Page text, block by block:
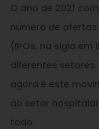
O ano de 2021
número de
(IPOs, na sigla em
diferentes
agora é este
ao setor
todo.